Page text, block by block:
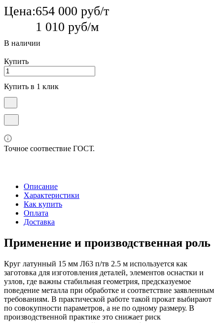
Цена:654 000 руб/т
1 010 руб/м
В наличии
Купить
Купить в 1 клик
Точное соотвествие ГОСТ.
Описание
Характеристики
Как купить
Оплата
Доставка
Применение и производственная роль
Круг латунный 15 мм Л63 п/тв 2.5 м используется как
заготовка для изготовления деталей, элементов оснастки и
узлов, где важны стабильная геометрия, предсказуемое
поведение металла при обработке и соответствие заявленным
требованиям. В практической работе такой прокат выбирают
по совокупности параметров, а не по одному размеру. В
производственной практике это снижает риск